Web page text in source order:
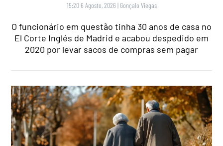
15:20 6 Agosto, 2026 | Gonçalo Viegas
O funcionário em questão tinha 30 anos de casa no
El Corte Inglés de Madrid e acabou despedido em
2020 por levar sacos de compras sem pagar